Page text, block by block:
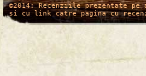
/* */
©2014: Recenziile prezentate
si cu link catre pagina cu